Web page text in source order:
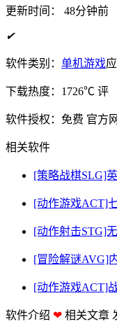
更新时间： 48分钟前
✔
软件类别： 单机游戏
下载热度：1726℃ 评
软件授权：免费 官方
相关软件
[策略战棋SLG]
[动作游戏ACT]
[动作射击STG]
[冒险解谜AVG]
[动作游戏ACT]
软件介绍 ❤ 相关文章